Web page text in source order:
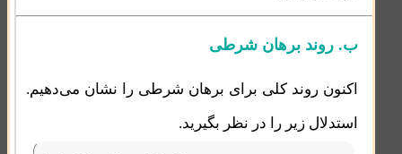
ب. روند برهان شرطی
اکنون روند کلی برای برهان شرطی را نشان می‌دهیم.
استدلال زیر را در نظر بگیرید.